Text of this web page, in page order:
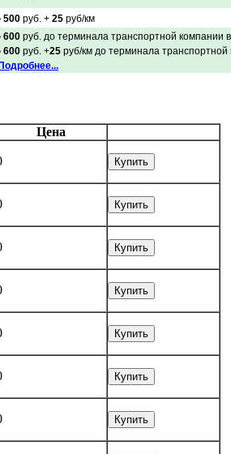
500 руб. + 25 руб/км
600 руб. до терминала транспортной компании
600 руб. +25 руб/км до терминала
Цена
Купить
Купить
Купить
Купить
Купить
Купить
Купить